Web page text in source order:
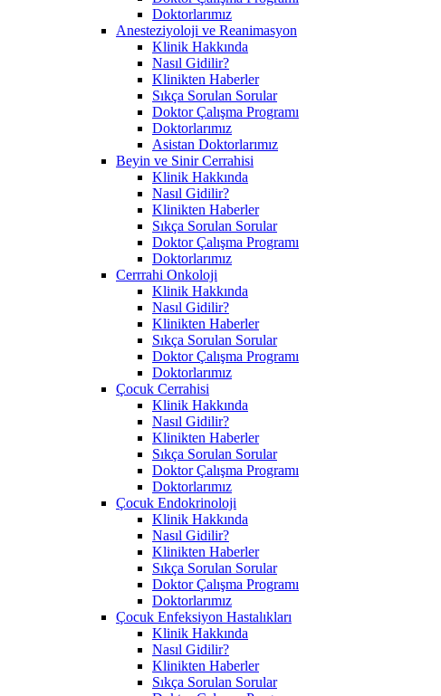
Doktorlarımız
Anesteziyoloji ve Reanimasyon
Klinik Hakkında
Nasıl Gidilir?
Klinikten Haberler
Sıkça Sorulan Sorular
Doktor Çalışma Programı
Doktorlarımız
Asistan Doktorlarımız
Beyin ve Sinir Cerrahisi
Klinik Hakkında
Nasıl Gidilir?
Klinikten Haberler
Sıkça Sorulan Sorular
Doktor Çalışma Programı
Doktorlarımız
Cerrrahi Onkoloji
Klinik Hakkında
Nasıl Gidilir?
Klinikten Haberler
Sıkça Sorulan Sorular
Doktor Çalışma Programı
Doktorlarımız
Çocuk Cerrahisi
Klinik Hakkında
Nasıl Gidilir?
Klinikten Haberler
Sıkça Sorulan Sorular
Doktor Çalışma Programı
Doktorlarımız
Çocuk Endokrinoloji
Klinik Hakkında
Nasıl Gidilir?
Klinikten Haberler
Sıkça Sorulan Sorular
Doktor Çalışma Programı
Doktorlarımız
Çocuk Enfeksiyon Hastalıkları
Klinik Hakkında
Nasıl Gidilir?
Klinikten Haberler
Sıkça Sorulan Sorular